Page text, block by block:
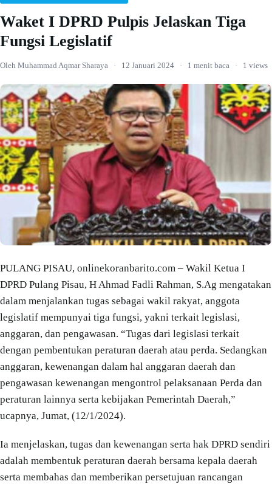
Waket I DPRD Pulpis Jelaskan Tiga
Fungsi Legislatif
Oleh Muhammad Aqmar Sharaya · 12 Januari 2024 · 1 menit baca · 1 views
PULANG PISAU, onlinekoranbarito.com – Wakil Ketua I
DPRD Pulang Pisau, H Ahmad Fadli Rahman, S.Ag mengatakan
dalam menjalankan tugas sebagai wakil rakyat, anggota
legislatif mempunyai tiga fungsi, yakni terkait legislasi,
anggaran, dan pengawasan. “Tugas dari legislasi terkait
dengan pembentukan peraturan daerah atau perda. Sedangkan
anggaran, kewenangan dalam hal anggaran daerah dan
pengawasan kewenangan mengontrol pelaksanaan Perda dan
peraturan lainnya serta kebijakan Pemerintah Daerah,”
ucapnya, Jumat, (12/1/2024).
Ia menjelaskan, tugas dan kewenangan serta hak DPRD sendiri
adalah membentuk peraturan daerah bersama kepala daerah
serta membahas dan memberikan persetujuan rancangan